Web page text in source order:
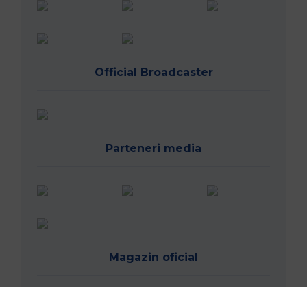
Official Broadcaster
Parteneri media
Magazin oficial